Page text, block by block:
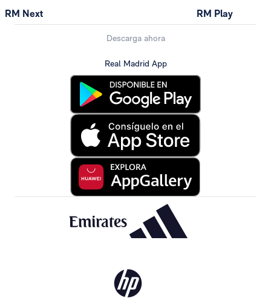
RM Next RM Play
Descarga ahora
Real Madrid App